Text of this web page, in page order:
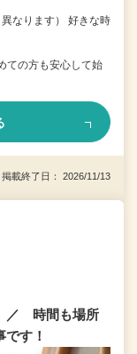
なります） 好きな時
ての方も安心して始
載終了日： 2026/11/13
／ 時間も場所
す！